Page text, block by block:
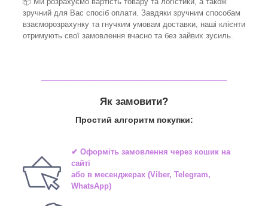
зручний для Вас спосіб оплати. Завдяки зручним способам
взаєморозрахунку та гнучким умовам доставки, наші клієнти
отримують свої замовлення вчасно та без зайвих зусиль.
Як замовити?
Простий алгоритм покупки:
✔ Оформіть замовлення через кошик на
сайті
або в месенджерах(Viber, Telegram,
WhatsApp)